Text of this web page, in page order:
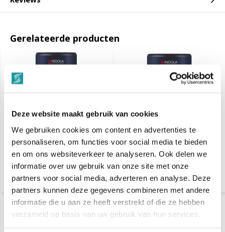
Deze website maakt gebruik van cookies
We gebruiken cookies om content en advertenties te
personaliseren, om functies voor social media te bieden
en om ons websiteverkeer te analyseren. Ook delen we
informatie over uw gebruik van onze site met onze
partners voor social media, adverteren en analyse. Deze
partners kunnen deze gegevens combineren met andere
informatie die u aan ze heeft verstrekt of die ze hebben
verzameld op basis van uw gebruik van hun services.
Gerelateerde producten
Indola Professional Rapid
Blond White Dust
Reduced Powder 450 gr.
€ 46,30€ 29,95
Indola Professional Rapid
Blond Blue Dust Reduced
Powder 450 gr.
€ 46,30€ 29,95